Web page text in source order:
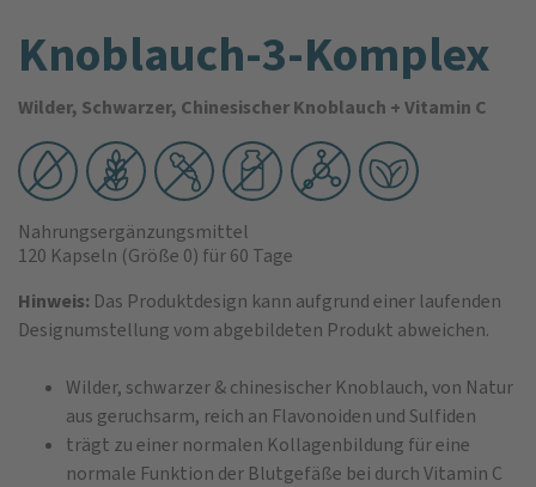
Knoblauch-3-Komplex
Wilder, Schwarzer, Chinesischer Knoblauch + Vitamin C
Nahrungsergänzungsmittel
120 Kapseln (Größe 0) für 60 Tage
Hinweis: Das Produktdesign kann aufgrund einer laufenden
Designumstellung vom abgebildeten Produkt abweichen.
Wilder, schwarzer & chinesischer Knoblauch, von Natur
aus geruchsarm, reich an Flavonoiden und Sulfiden
trägt zu einer normalen Kollagenbildung für eine
normale Funktion der Blutgefäße bei durch Vitamin C